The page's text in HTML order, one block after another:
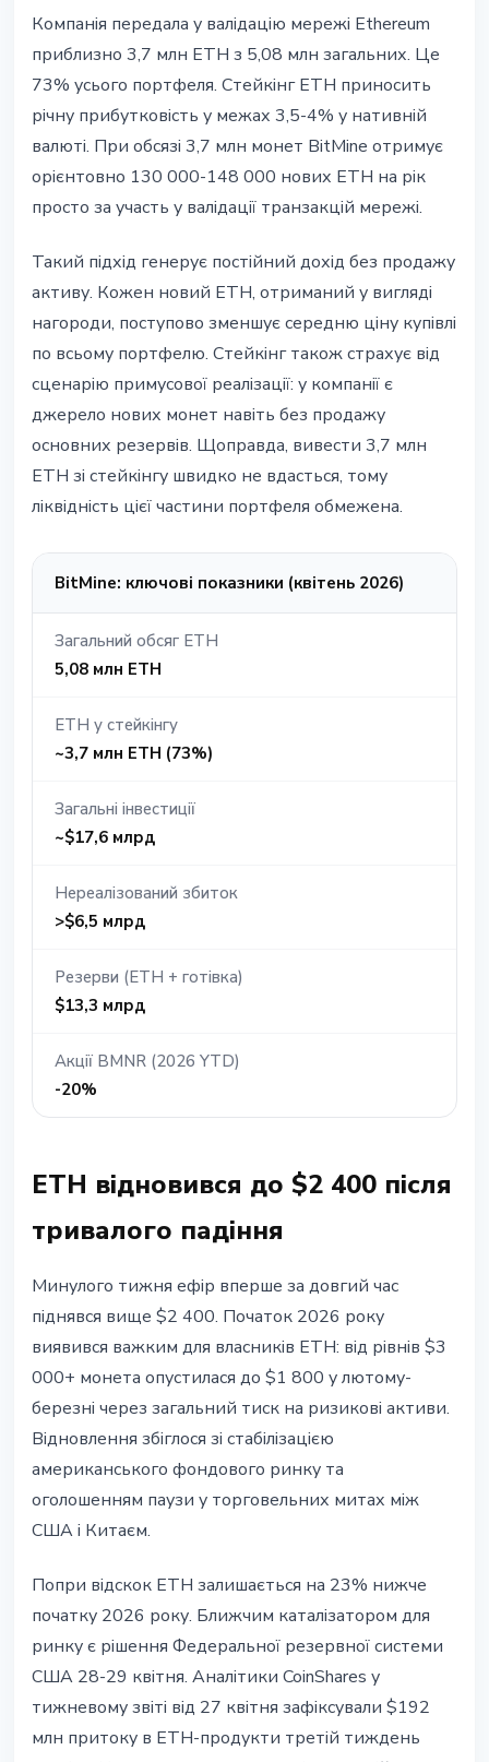
Компанія передала у валідацію мережі Ethereum
приблизно 3,7 млн ETH з 5,08 млн загальних. Це
73% усього портфеля. Стейкінг ETH приносить
річну прибутковість у межах 3,5-4% у нативній
валюті. При обсязі 3,7 млн монет BitMine отримує
орієнтовно 130 000-148 000 нових ETH на рік
просто за участь у валідації транзакцій мережі.
Такий підхід генерує постійний дохід без продажу
активу. Кожен новий ETH, отриманий у вигляді
нагороди, поступово зменшує середню ціну купівлі
по всьому портфелю. Стейкінг також страхує від
сценарію примусової реалізації: у компанії є
джерело нових монет навіть без продажу
основних резервів. Щоправда, вивести 3,7 млн
ETH зі стейкінгу швидко не вдасться, тому
ліквідність цієї частини портфеля обмежена.
BitMine: ключові показники (квітень 2026)
Загальний обсяг ETH
5,08 млн ETH
ETH у стейкінгу
~3,7 млн ETH (73%)
Загальні інвестиції
~$17,6 млрд
Нереалізований збиток
>$6,5 млрд
Резерви (ETH + готівка)
$13,3 млрд
Акції BMNR (2026 YTD)
-20%
ETH відновився до $2 400 після
тривалого падіння
Минулого тижня ефір вперше за довгий час
піднявся вище $2 400. Початок 2026 року
виявився важким для власників ETH: від рівнів $3
000+ монета опустилася до $1 800 у лютому-
березні через загальний тиск на ризикові активи.
Відновлення збіглося зі стабілізацією
американського фондового ринку та
оголошенням паузи у торговельних митах між
США і Китаєм.
Попри відскок ETH залишається на 23% нижче
початку 2026 року. Ближчим каталізатором для
ринку є рішення Федеральної резервної системи
США 28-29 квітня. Аналітики CoinShares у
тижневому звіті від 27 квітня зафіксували $192
млн притоку в ETH-продукти третій тиждень